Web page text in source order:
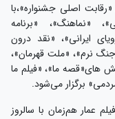
اصلی جشنواره»،با
«نماهنگ»، «برنامه
ایرانی»، «نقد درون
نرم»، «ملت قهرمان»،
و «فتنه ۸۸» و بخش های«قصه ما»، «فیلم ما
برگزار می‌شود.
عمار هم‌زمان با سالروز